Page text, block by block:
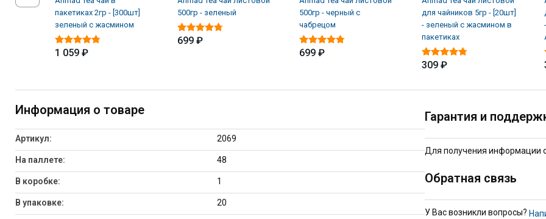
пакетиках 2гр - [300шт]
зеленый с жасмином
1 059 ₽
500гр - зеленый
699 ₽
500гр - черный с
чабрецом
699 ₽
для чайников 5гр - [20шт]
- зеленый с жасмином в
пакетиках
309 ₽
Информация о товаре
Артикул: 2069
На паллете: 48
В коробке: 1
В упаковке: 20
Гарантия и
Для получения информации о
Обратная связь
У Вас возникли вопросы?